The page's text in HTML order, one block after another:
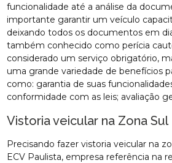
funcionalidade até a análise da
importante garantir um veículo
deixando todos os documentos em
também conhecido como perícia
considerado um serviço obrigatório,
uma grande variedade de benefícios
como: garantia de suas
conformidade com as leis; avaliação
Vistoria veicular na Zona Sul
Precisando fazer vistoria veicular na
ECV Paulista, empresa referência na